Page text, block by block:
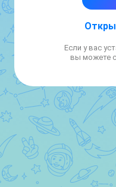
Акция
Если у вас
вы можете